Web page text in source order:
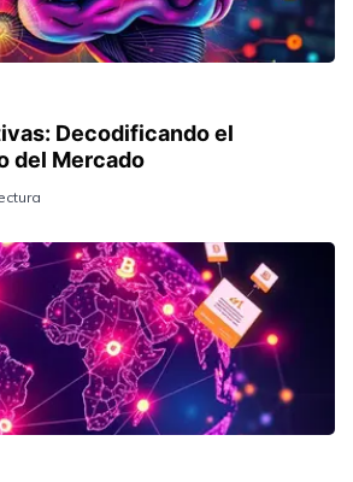
Decodificando el
del Mercado